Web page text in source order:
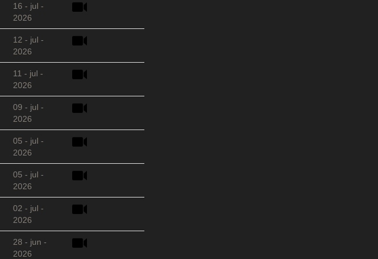
16 - jul -
2026
12 - jul -
2026
11 - jul -
2026
09 - jul -
2026
05 - jul -
2026
05 - jul -
2026
02 - jul -
2026
28 - jun -
2026